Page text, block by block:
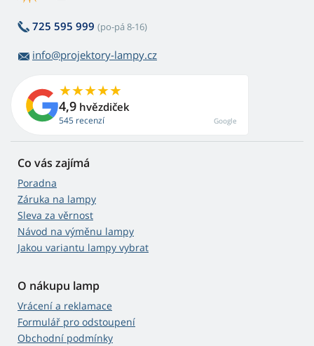
725 595 999 (po-pá 8-16)
info@projektory-lampy.cz
4,9 hvězdiček
545 recenzí Google
Co vás zajímá
Poradna
Záruka na lampy
Sleva za věrnost
Návod na výměnu lampy
Jakou variantu lampy vybrat
O nákupu lamp
Vrácení a reklamace
Formulář pro odstoupení
Obchodní podmínky